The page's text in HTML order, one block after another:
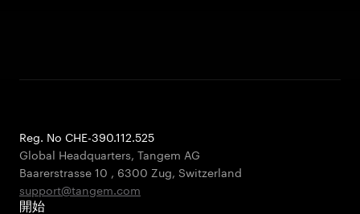
Reg. No CHE-390.112.525
Global Headquarters, Tangem AG
Baarerstrasse 10 , 6300 Zug, Switzerland
support@tangem.com
開始